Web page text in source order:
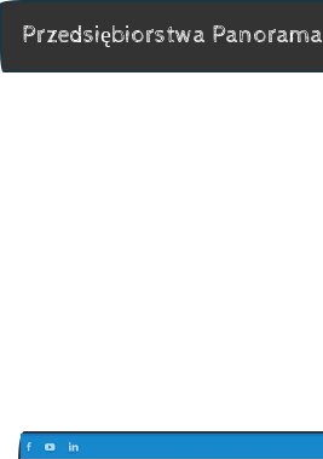
Przedsiębiorstwa Panorama